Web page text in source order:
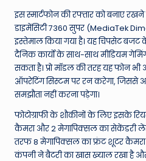
इस स्मार्टफोन की रफ्तार को बनाए
डाइमेंसिटी 7360 सुपर (MediaTek
इस्तेमाल किया गया है। यह चिपसेट
दैनिक कार्यों के साथ-साथ मीडियम
सकता है। प्रो मॉडल की तरह यह फोन
ऑपरेटिंग सिस्टम पर रन करेगा,
समझौता नहीं करना पड़ेगा।
फोटोग्राफी के शौकीनों के लिए इसके
कैमरा और 2 मेगापिक्सल का सेकेंडरी लेंस
तरफ 8 मेगापिक्सल का फ्रंट शूटर कैमरा
कंपनी ने बैटरी का खास ख्याल रखा है